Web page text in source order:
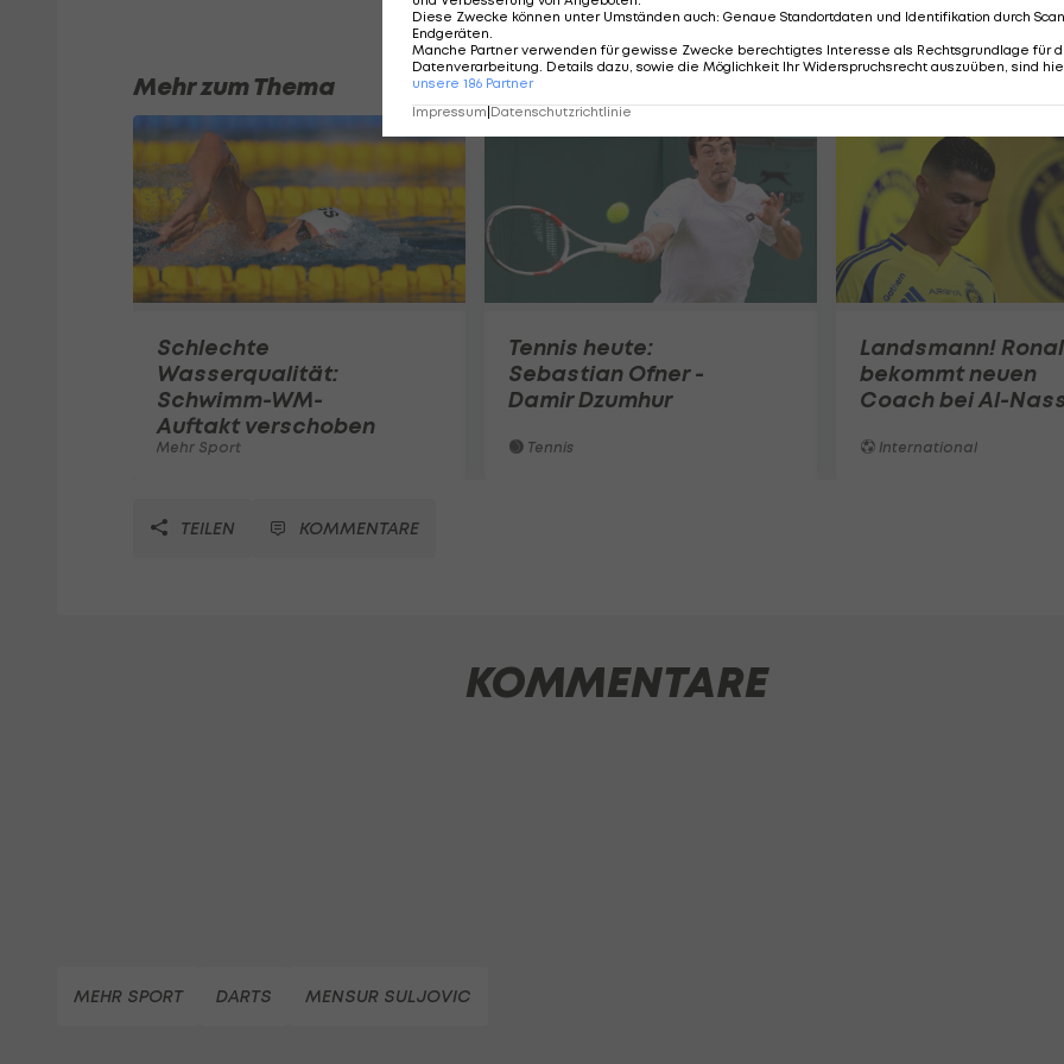
Mehr zum Thema
Schlechte
Wasserqualität:
Schwimm-WM-
Auftakt verschoben
Mehr Sport
Tennis heute:
Sebastian Ofner -
Damir Dzumhur
Tennis
Landsmann!
bekommt neuen
Coach bei Al-
International
TEILEN KOMMENTARE
KOMMENTARE
MEHR SPORT DARTS MENSUR SULJOVIC
Diese Zwecke können unter Umständen auch: Genaue Standortdaten und Identifikation durch
Endgeräten.
Manche Partner verwenden für gewisse Zwecke berechtigtes Interesse als Rechtsgrundlage für
Datenverarbeitung. Details dazu, sowie die Möglichkeit Ihr Widerspruchsrecht auszuüben, sind
unsere 186 Partner
Impressum Datenschutzrichtlinie